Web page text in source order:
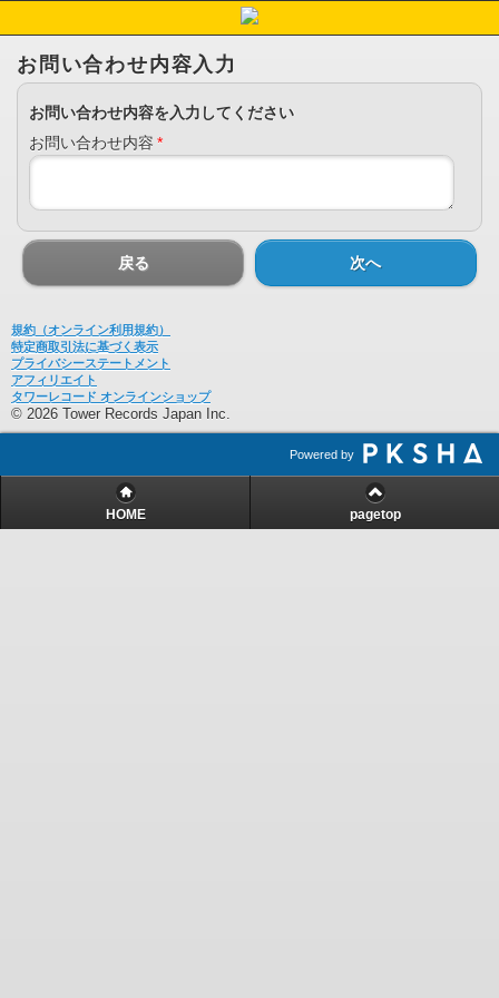
お問い合わせ内容入力
お問い合わせ内容を入力してください
お問い合わせ内容 *
戻る 次へ
規約（オンライン利用規約）
特定商取引法に基づく表示
プライバシーステートメント
アフィリエイト
タワーレコード オンラインショップ
© 2026 Tower Records Japan Inc.
Powered by
HOME pagetop